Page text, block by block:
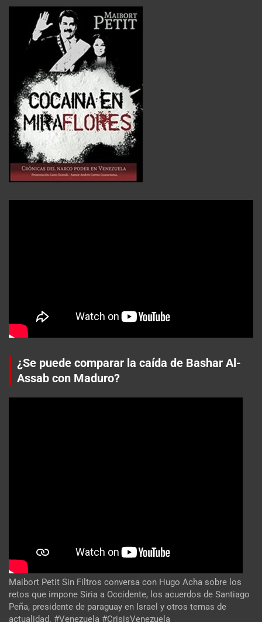
¿Se puede comparar la caída de Bashar Al-
Assab con Maduro?
Maibort Petit Sin Filtros conversa con Hugo Acha sobre los
retos que impone Siria a Occidente, los acuerdos de Santiago
Peña, presidente de paraguay en Israel y otros temas de
actualidad. #Venezuela #CrisisVenezuela